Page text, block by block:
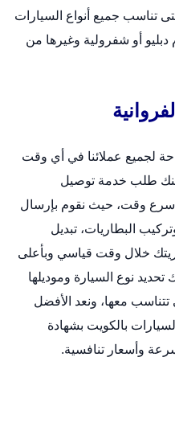
تناسب جميع أنواع السيارات
أو شفرولية وغيرها من
لجميع عملائنا في أي وقت
طلب خدمة توصيل
وقت، حيث نقوم بإرسال
البطاريات، تبديل
خلال وقت قياسي وبأعلى
نوع السيارة وموديلها
تتناسب معها، ونعد الأفضل
بالكويت بشهادة
وأسعار تنافسية.